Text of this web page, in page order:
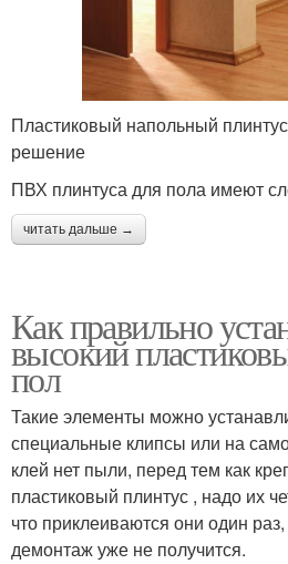
Пластиковый напольный
решение
ПВХ плинтуса для пола имеют
читать дальше →
Как правильно
высокий
пол
Такие элементы можно
специальные клипсы или на
клей нет пыли, перед тем как
пластиковый плинтус , надо их
что приклеиваются они один
демонтаж уже не получится.